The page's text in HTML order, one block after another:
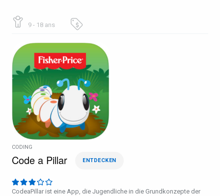
9 - 18 ans
CODING
Code a Pillar ENTDECKEN
CodeaPillar ist eine App, die Jugendliche in die Grundkonzepte der